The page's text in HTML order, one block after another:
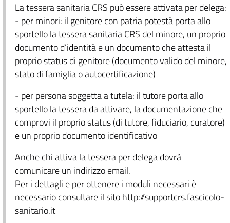
La tessera sanitaria CRS può essere attivata per delega:
- per minori: il genitore con patria potestà porta allo
sportello la tessera sanitaria CRS del minore, un proprio
documento d’identità e un documento che attesta il
proprio status di genitore (documento valido del minore,
stato di famiglia o autocertificazione)
- per persona soggetta a tutela: il tutore porta allo
sportello la tessera da attivare, la documentazione che
comprovi il proprio status (di tutore, fiduciario, curatore)
e un proprio documento identificativo
Anche chi attiva la tessera per delega dovrà
comunicare un indirizzo email.
Per i dettagli e per ottenere i moduli necessari è
necessario consultare il sito http://supportcrs.fascicolo-
sanitario.it